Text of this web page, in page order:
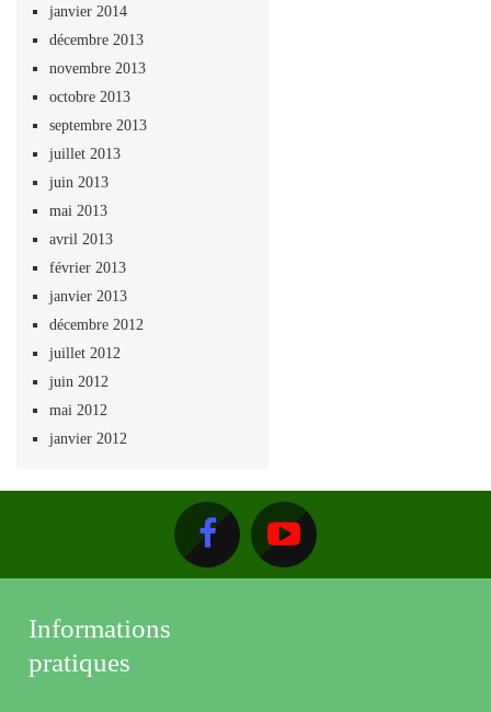
janvier 2014
décembre 2013
novembre 2013
octobre 2013
septembre 2013
juillet 2013
juin 2013
mai 2013
avril 2013
février 2013
janvier 2013
décembre 2012
juillet 2012
juin 2012
mai 2012
janvier 2012
Informations
pratiques